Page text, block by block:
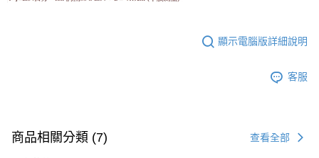
顯示電腦版詳細說明
客服
商品相關分類 (7) 查看全部